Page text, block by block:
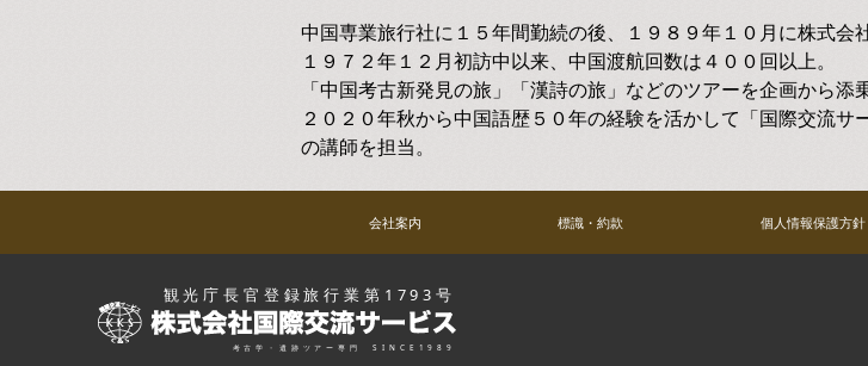
中国専業旅行社に１５年間勤続の後、１９８９年１０月に株式会
１９７２年１２月初訪中以来、中国渡航回数は４００回以上。
「中国考古新発見の旅」「漢詩の旅」などのツアーを企画から添
２０２０年秋から中国語歴５０年の経験を活かして「国際交流サ
の講師を担当。
会社案内 標識・約款 個人情報保護方針
観光庁長官登録旅行業第1793号
考古学・遺跡ツアー専門 SINCE1989